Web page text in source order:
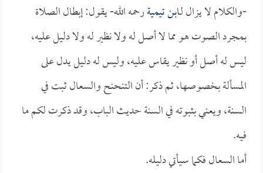
-والكلام لا يزال لـابن تيميةرحمه الله- يقول: إبطال الصلاة
بمجرد الصوت هو مما لا أصل له ولا نظير له ولا دليل عليه،
ليس له أصل أو نظير يقاس عليه، وليس له دليل يدل على
المسألة بخصوصها، ثم ذكر: أن التنحنح والسعال ثبت في
السنة، ويعني بثبوته في السنة حديث الباب، وقد ذكرت لكم ما
فيه.
أما السعال فكما سيأتي دليله.